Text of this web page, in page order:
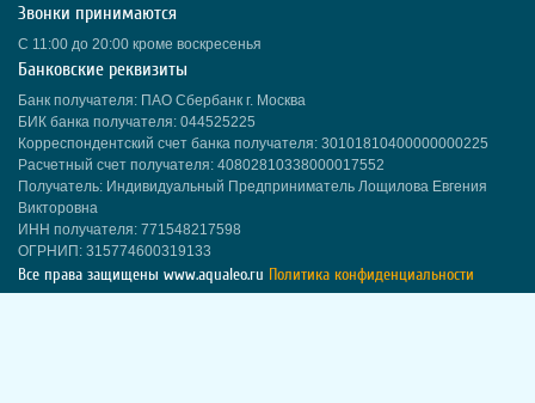
Звонки принимаются
С 11:00 до 20:00 кроме воскресенья
Банковские реквизиты
Банк получателя: ПАО Сбербанк г. Москва
БИК банка получателя: 044525225
Корреспондентский счет банка получателя: 30101810400000000225
Расчетный счет получателя: 40802810338000017552
Получатель: Индивидуальный Предприниматель Лощилова Евгения
Викторовна
ИНН получателя: 771548217598
ОГРНИП: 315774600319133
Все права защищены www.aqualeo.ru Политика конфиденциальности